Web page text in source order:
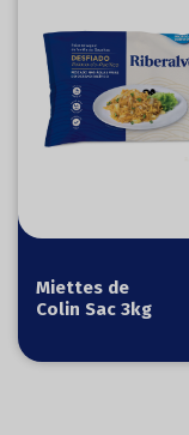
Miettes de
Colin Sac 3kg